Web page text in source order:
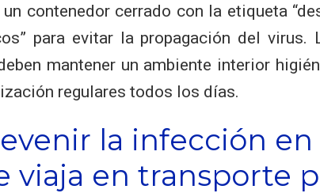
contenedor cerrado con la etiqueta
para evitar la propagación del virus.
mantener un ambiente interior
regulares todos los días.
la infección en
viaja en transporte